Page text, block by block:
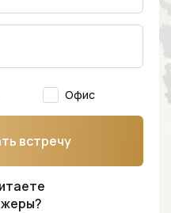
Офис
встречу